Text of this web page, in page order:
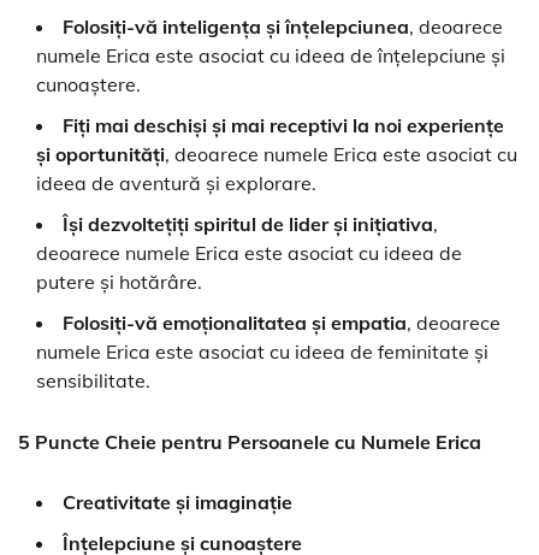
Folosiți-vă inteligența și înțelepciunea, deoarece
numele Erica este asociat cu ideea de înțelepciune și
cunoaștere.
Fiți mai deschiși și mai receptivi la noi experiențe
și oportunități, deoarece numele Erica este asociat cu
ideea de aventură și explorare.
Își dezvoltețiți spiritul de lider și inițiativa,
deoarece numele Erica este asociat cu ideea de
putere și hotărâre.
Folosiți-vă emoționalitatea și empatia, deoarece
numele Erica este asociat cu ideea de feminitate și
sensibilitate.
5 Puncte Cheie pentru Persoanele cu Numele Erica
Creativitate și imaginație
Înțelepciune și cunoaștere